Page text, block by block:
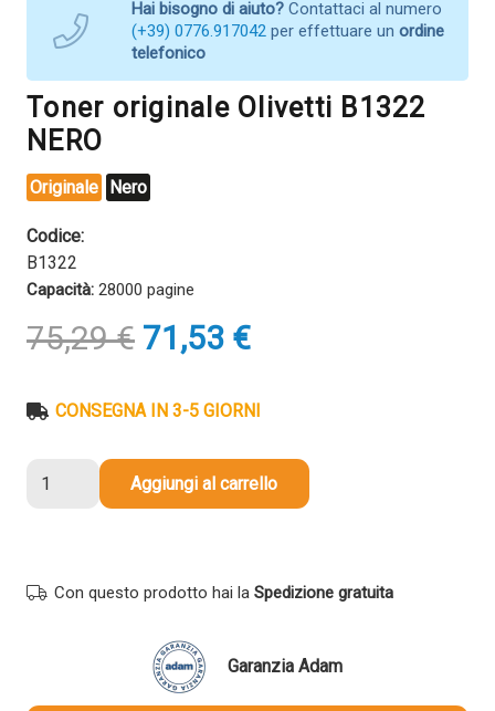
Hai bisogno di aiuto? Contattaci al numero
(+39) 0776.917042 per effettuare un ordine
telefonico
Toner originale Olivetti B1322
NERO
Originale Nero
Codice:
B1322
Capacità: 28000 pagine
75,29€ Il
prezzo
era:
71,53 €Il
prezzo
è:
CONSEGNA IN 3-5 GIORNI
quantità
Aggiungi al carrello
Con questo prodotto hai la Spedizione gratuita
Garanzia Adam